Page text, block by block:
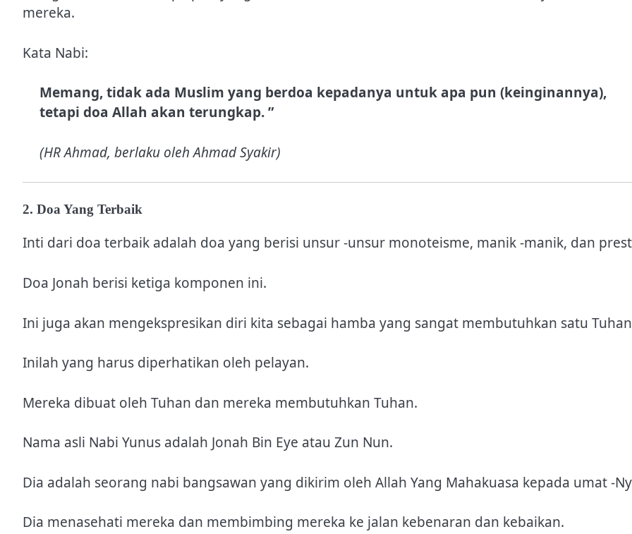
mereka.
Kata Nabi:
Memang, tidak ada Muslim yang berdoa kepadanya untuk apa pun (keinginannya),
tetapi doa Allah akan terungkap. ”
(HR Ahmad, berlaku oleh Ahmad Syakir)
2. Doa Yang Terbaik
Inti dari doa terbaik adalah doa yang berisi unsur -unsur monoteisme, manik -manik, dan
Doa Jonah berisi ketiga komponen ini.
Ini juga akan mengekspresikan diri kita sebagai hamba yang sangat membutuhkan satu
Inilah yang harus diperhatikan oleh pelayan.
Mereka dibuat oleh Tuhan dan mereka membutuhkan Tuhan.
Nama asli Nabi Yunus adalah Jonah Bin Eye atau Zun Nun.
Dia adalah seorang nabi bangsawan yang dikirim oleh Allah Yang Mahakuasa kepada umat -
Dia menasehati mereka dan membimbing mereka ke jalan kebenaran dan kebaikan.